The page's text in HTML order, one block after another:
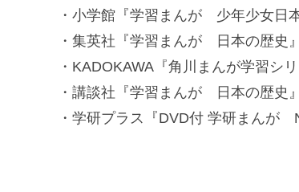
・小学館『学習まんが 少年少女日
・集英社『学習まんが 日本の歴史』
・KADOKAWA『角川まんが学習シ
・講談社『学習まんが 日本の歴史』
・学研プラス『DVD付 学研まんが